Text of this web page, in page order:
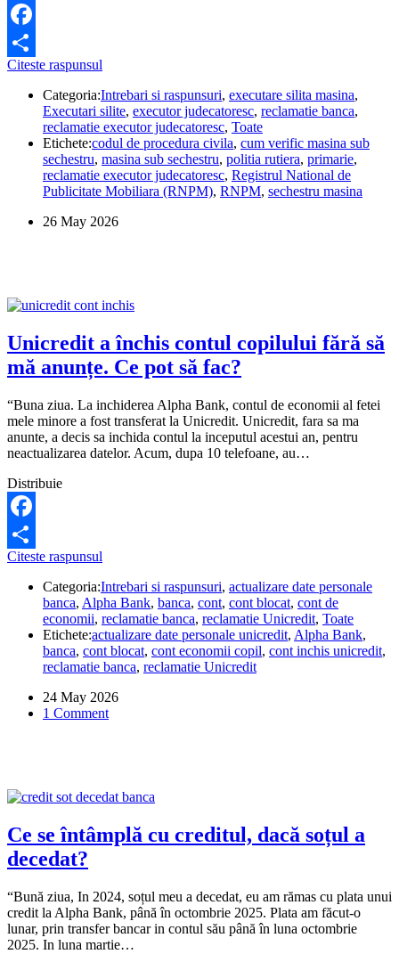
Facebook
Share
Citeste raspunsul
dacă
o
mașină
este
sub
sechestru?
Categoria:Intrebari si raspunsuri, executare silita masina,
Executari silite, executor judecatoresc, reclamatie banca,
reclamatie executor judecatoresc, Toate
Etichete:codul de procedura civila, cum verific masina sub
sechestru, masina sub sechestru, politia rutiera, primarie,
reclamatie executor judecatoresc, Registrul National de
Publicitate Mobiliara (RNPM), RNPM, sechestru masina
26 May 2026
Unicredit a închis contul copilului fără să
mă anunțe. Ce pot să fac?
“Buna ziua. La inchiderea Alpha Bank, contul de economii al fetei
mele minore a fost transferat la Unicredit. Unicredit, fara sa ma
anunte, a decis sa inchida contul la inceputul acestui an, pentru
neactualizarea datelor. Acum, dupa 10 telefoane, au…
Distribuie
Facebook
Share
Citeste raspunsul
închis
contul
copilului
fără
să
mă
Ce
pot
Categoria:Intrebari si raspunsuri, actualizare date personale
banca, Alpha Bank, banca, cont, cont blocat, cont de
economii, reclamatie banca, reclamatie Unicredit, Toate
Etichete:actualizare date personale unicredit, Alpha Bank,
banca, cont blocat, cont economii copil, cont inchis unicredit,
reclamatie banca, reclamatie Unicredit
24 May 2026
1 Comment
Ce se întâmplă cu creditul, dacă soțul a
decedat?
“Bună ziua, In 2024, soțul meu a decedat, eu am rămas cu plata unui
credit la Alpha Bank, până în octombrie 2025. Plata am făcut-o
lunar, prin transfer bancar in contul său până în luna octombrie
2025. In luna martie…